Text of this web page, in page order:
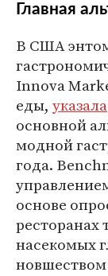
Главная
В США
Innova
еды, указала
основной
модной
года.
основе
ресторанах
насекомых
новшеством